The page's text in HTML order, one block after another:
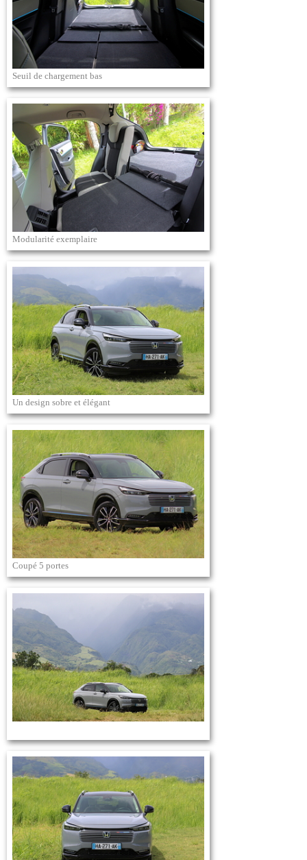
Seuil de chargement bas
Modularité exemplaire
Un design sobre et élégant
Coupé 5 portes